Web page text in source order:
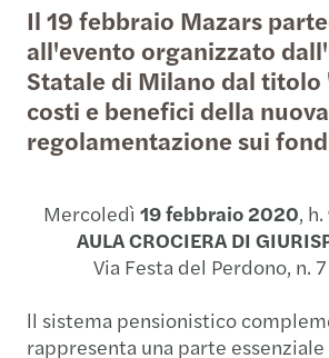
Il 19 febbraio Mazars
all'evento organizzato
Statale di Milano dal titolo
costi e benefici della nuova
regolamentazione sui
Mercoledì 19 febbraio 2020, h.
AULA CROCIERA DI
Via Festa del Perdono, n.
ll sistema pensionistico
rappresenta una parte